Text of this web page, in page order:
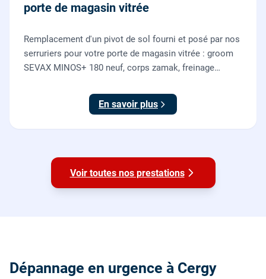
porte de magasin vitrée
Remplacement d'un pivot de sol fourni et posé par nos
serruriers pour votre porte de magasin vitrée : groom
SEVAX MINOS+ 180 neuf, corps zamak, freinage
sol, réglage et essais. 995 euros HT (1194 TTC).
En savoir plus
Voir toutes nos prestations
Dépannage en urgence à Cergy